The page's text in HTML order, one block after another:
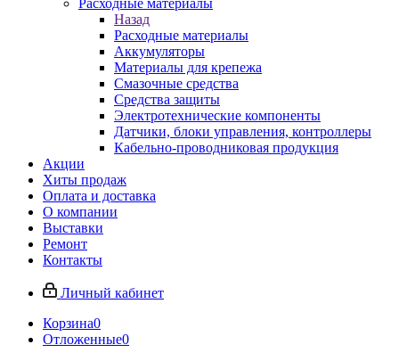
Расходные материалы
Назад
Расходные материалы
Аккумуляторы
Материалы для крепежа
Смазочные средства
Средства защиты
Электротехнические компоненты
Датчики, блоки управления, контроллеры
Кабельно-проводниковая продукция
Акции
Хиты продаж
Оплата и доставка
О компании
Выставки
Ремонт
Контакты
Личный кабинет
Корзина0
Отложенные0